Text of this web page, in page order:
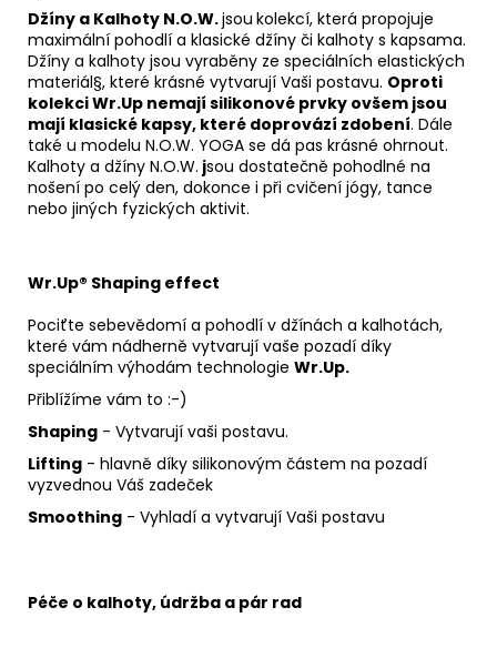
Džíny a Kalhoty N.O.W.jsou kolekcí, která propojuje
maximální pohodlí a klasické džíny či kalhoty s kapsama.
Džíny a kalhoty jsou vyraběny ze speciálních elastických
materiál§, které krásné vytvarují Vaši postavu. Oproti
kolekci Wr.Up nemají silikonové prvky ovšem jsou
mají klasické kapsy, které doprovází zdobení. Dále
také u modelu N.O.W. YOGA se dá pas krásné ohrnout.
Kalhoty a džíny N.O.W. jsou dostatečně pohodlné na
nošení po celý den, dokonce i při cvičení jógy, tance
nebo jiných fyzických aktivit.
Wr.Up® Shaping effect
Pociťte sebevědomí a pohodlí v džínách a kalhotách,
které vám nádherně vytvarují vaše pozadí díky
speciálním výhodám technologie Wr.Up.
Přiblížíme vám to :-)
Shaping - Vytvarují vaši postavu.
Lifting - hlavně díky silikonovým částem na pozadí
vyzvednou Váš zadeček
Smoothing - Vyhladí a vytvarují Vaši postavu
Péče o kalhoty, údržba a pár rad